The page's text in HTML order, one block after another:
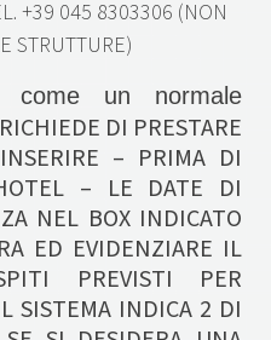
+39 045 8303306 (NON
STRUTTURE)
un normale
DI PRESTARE
– PRIMA DI
– LE DATE DI
NEL BOX INDICATO
ED EVIDENZIARE IL
PREVISTI PER
SISTEMA INDICA 2 DI